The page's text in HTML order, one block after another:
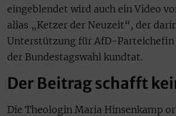
eingeblendet wird auch ein Video
alias „Ketzer der Neuzeit“, der
Unterstützung für AfD-Parteichefin
der Bundestagswahl kundtat.
Der Beitrag schafft
Die Theologin Maria Hinsenkamp